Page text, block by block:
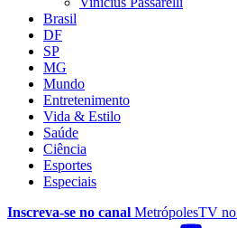
Brasil
DF
SP
MG
Mundo
Entretenimento
Vida & Estilo
Saúde
Ciência
Esportes
Especiais
Inscreva-se no canal MetrópolesTV no